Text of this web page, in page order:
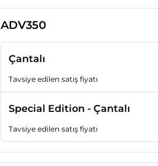
ADV350
Çantalı
Tavsiye edilen satış fiyatı
Special Edition - Çantalı
Tavsiye edilen satış fiyatı